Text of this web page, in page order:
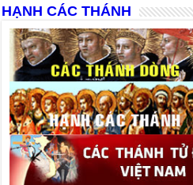
HẠNH CÁC THÁNH